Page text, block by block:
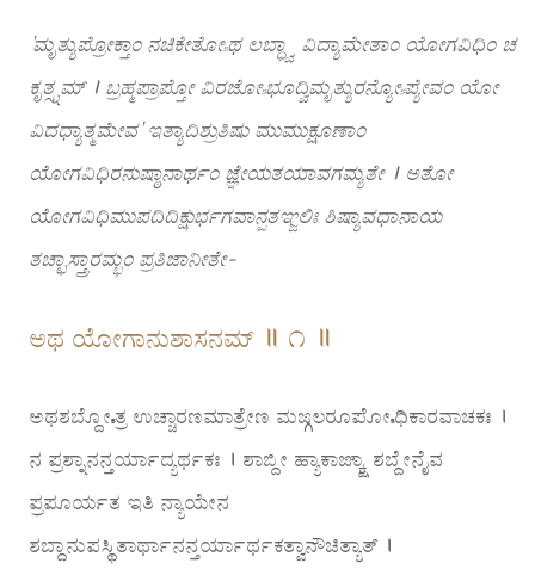
’ಮೃತ್ಯುಪ್ರೋಕ್ತಾಂ ನಚಿಕೇತೋಽಥ ಲಬ್ಧ್ವಾ ವಿದ್ಯಾಮೇತಾಂ ಯೋಗವಿಧಿಂ ಚ
ಕೃತ್ಸ್ನಮ್ । ಬ್ರಹ್ಮಪ್ರಾಪ್ತೋ ವಿರಜೋಽಭೂದ್ವಿಮೃತ್ಯುರನ್ಯೋಽಪ್ಯೇವಂ ಯೋ
ವಿದಧ್ಯಾತ್ಮಮೇವ’ ಇತ್ಯಾದಿಶ್ರುತಿಷು ಮುಮುಕ್ಷೂಣಾಂ
ಯೋಗವಿಧಿರನುಷ್ಠಾನಾರ್ಥಂ ಜ್ಞೇಯತಯಾವಗಮ್ಯತೇ । ಅತೋ
ಯೋಗವಿಧಿಮುಪದಿದಿಕ್ಷುರ್ಭಗವಾನ್ಪತಞ್ಜಲಿಃ ಶಿಷ್ಯಾವಧಾನಾಯ
ತಚ್ಛಾಸ್ತ್ರಾರಮ್ಭಂ ಪ್ರತಿಜಾನೀತೇ-
ಅಥ ಯೋಗಾನುಶಾಸನಮ್ ॥ ೧ ॥
ಅಥಶಬ್ದೋಽತ್ರ ಉಚ್ಚಾರಣಮಾತ್ರೇಣ ಮಙ್ಗಲರೂಪೋಽಧಿಕಾರವಾಚಕಃ ।
ನ ಪ್ರಶ್ನಾನನ್ತರ್ಯಾದ್ಯರ್ಥಕಃ । ಶಾಬ್ದೀ ಹ್ಯಾಕಾಙ್ಕ್ಷಾ ಶಬ್ದೇನೈವ
ಪ್ರಪೂರ್ಯತ ಇತಿ ನ್ಯಾಯೇನ
ಶಬ್ದಾನುಪಸ್ಥಿತಾರ್ಥಾನನ್ತರ್ಯಾರ್ಥಕತ್ವಾನೌಚಿತ್ಯಾತ್ ।